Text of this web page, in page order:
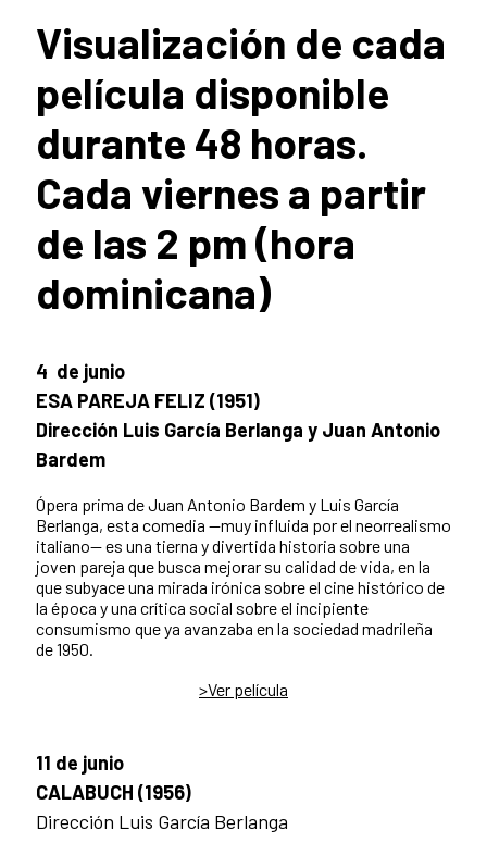
Visualización de cada
película disponible
durante 48 horas.
Cada viernes a partir
de las 2 pm (hora
dominicana)
4 de junio
ESA PAREJA FELIZ (1951)
Dirección Luis García Berlanga y Juan Antonio
Bardem
Ópera prima de Juan Antonio Bardem y Luis García
Berlanga, esta comedia —muy influida por el neorrealismo
italiano— es una tierna y divertida historia sobre una
joven pareja que busca mejorar su calidad de vida, en la
que subyace una mirada irónica sobre el cine histórico de
la época y una crítica social sobre el incipiente
consumismo que ya avanzaba en la sociedad madrileña
de 1950.
>Ver película
11 de junio
CALABUCH (1956)
Dirección Luis García Berlanga